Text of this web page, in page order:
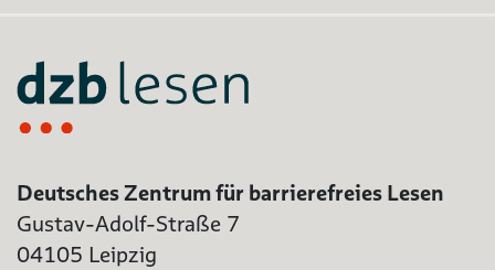
Deutsches Zentrum für barrierefreies Lesen
Gustav-Adolf-Straße 7
04105 Leipzig